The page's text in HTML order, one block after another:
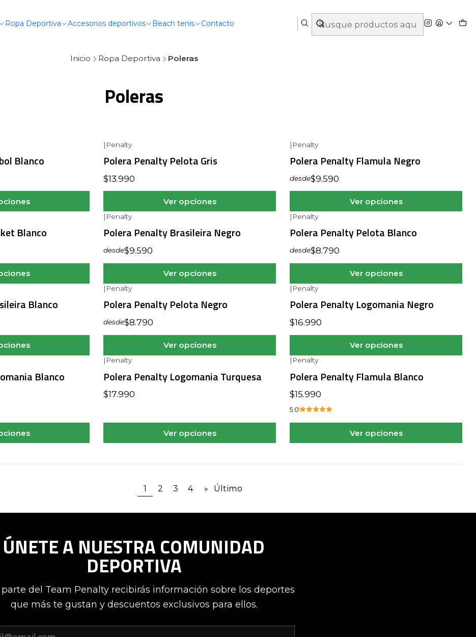
Ropa Deportiva Accesorios deportivos Beach tenis Contacto
Inicio Ropa Deportiva Poleras
Poleras
Blanco
| Penalty
Polera Penalty Pelota Gris
$13.990
Ver opciones
| Penalty
Polera Penalty Flamula Negro
desde$9.590
Ver opciones
Blanco
| Penalty
Polera Penalty Brasileira Negro
desde$9.590
Ver opciones
| Penalty
Polera Penalty Pelota Blanco
desde$8.790
Ver opciones
Blanco
| Penalty
Polera Penalty Pelota Negro
desde$8.790
Ver opciones
| Penalty
Polera Penalty Logomania Negro
$16.990
Ver opciones
Blanco
| Penalty
Polera Penalty Logomania Turquesa
$17.990
Ver opciones
| Penalty
Polera Penalty Flamula Blanco
$15.990
5.0
Ver opciones
1 2 3 4 » Último
ÚNETE A NUESTRA COMUNIDAD
DEPORTIVA
parte del Team Penalty recibirás información sobre los deportes
que más te gustan y descuentos exclusivos para ellos.